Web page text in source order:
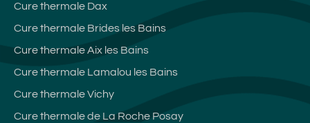
Cure thermale Dax
Cure thermale Brides les Bains
Cure thermale Aix les Bains
Cure thermale Lamalou les Bains
Cure thermale Vichy
Cure thermale de La Roche Posay